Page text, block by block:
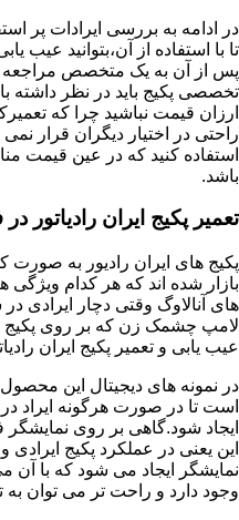
در ادامه به بررسی ایرادات پر
تا با استفاده از آن،بتوانید عیب
پس از آن به یک متخصص مراجعه
تخصصی پکیج باید در نظر داشته
ارزان قیمت نباشید چرا که
راحتی در اختیار دیگران قرار
استفاده کنید که در عین قیمت
باشد.
تعمیر پکیج ایران رادیاتور
پکیج های ایران رادیور به صورت
بازار شده اند که هر کدام
های آنالاوگ وقتی دچار ایرادی
لامپ چشمک زن که بر روی پکیج
عیب یابی و تعمیر پکیج ایران
در نمونه های دیجیتال این
است تا در صورت هرگونه ایراد
ایجاد شود.گاهی بر روی
این یعنی در عملکرد پکیج
نمایشگر ایجاد می شود که با آن
وجود دارد و راحت تر می توان به